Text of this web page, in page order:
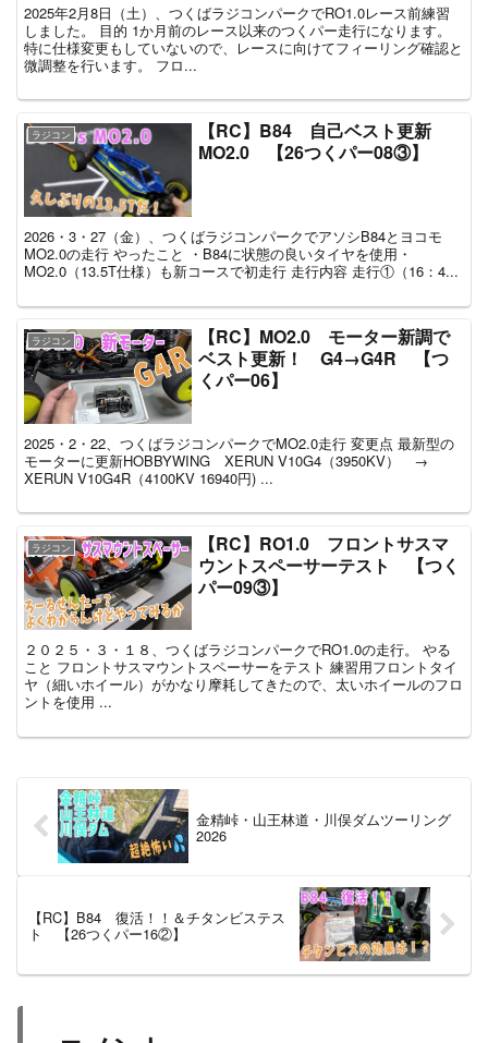
2025年2月8日（土）、つくばラジコンパークでRO1.0レース前練習
しました。 目的 1か月前のレース以来のつくパー走行になります。
特に仕様変更もしていないので、レースに向けてフィーリング確認と
微調整を行います。 フロ...
ラジコン
【RC】B84 自己ベスト更新
MO2.0 【26つくパー08③】
2026・3・27（金）、つくばラジコンパークでアソシB84とヨコモ
MO2.0の走行 やったこと ・B84に状態の良いタイヤを使用・
MO2.0（13.5T仕様）も新コースで初走行 走行内容 走行①（16：4...
ラジコン
【RC】MO2.0 モーター新調で
ベスト更新！ G4→G4R 【つ
くパー06】
2025・2・22、つくばラジコンパークでMO2.0走行 変更点 最新型の
モーターに更新HOBBYWING XERUN V10G4（3950KV） →
XERUN V10G4R（4100KV 16940円) ...
ラジコン
【RC】RO1.0 フロントサスマ
ウントスペーサーテスト 【つく
パー09③】
２０２５・３・１８、つくばラジコンパークでRO1.0の走行。 やる
こと フロントサスマウントスペーサーをテスト 練習用フロントタイ
ヤ（細いホイール）がかなり摩耗してきたので、太いホイールのフロ
ントを使用 ...
金精峠・山王林道・川俣ダムツーリング
2026
【RC】B84 復活！！＆チタンビステス
ト 【26つくパー16②】